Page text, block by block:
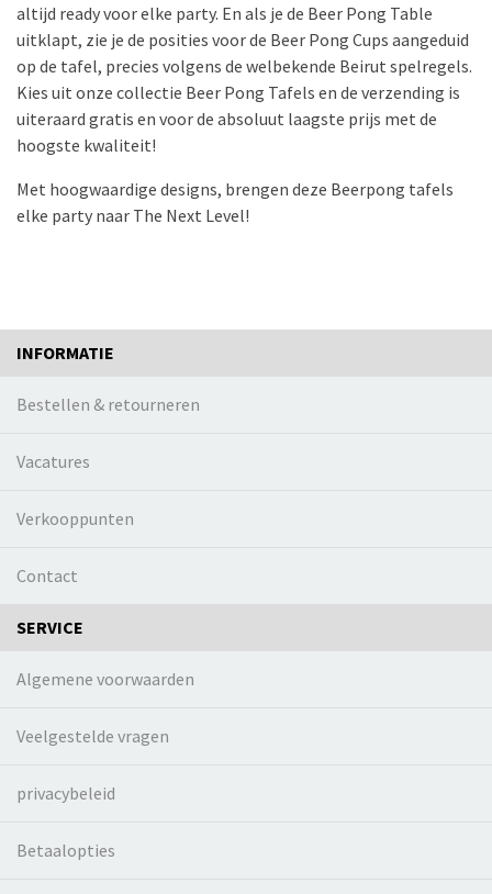
altijd ready voor elke party. En als je de Beer Pong Table
uitklapt, zie je de posities voor de Beer Pong Cups aangeduid
op de tafel, precies volgens de welbekende Beirut spelregels.
Kies uit onze collectie Beer Pong Tafels en de verzending is
uiteraard gratis en voor de absoluut laagste prijs met de
hoogste kwaliteit!
Met hoogwaardige designs, brengen deze Beerpong tafels
elke party naar The Next Level!
INFORMATIE
Bestellen & retourneren
Vacatures
Verkooppunten
Contact
SERVICE
Algemene voorwaarden
Veelgestelde vragen
privacybeleid
Betaalopties